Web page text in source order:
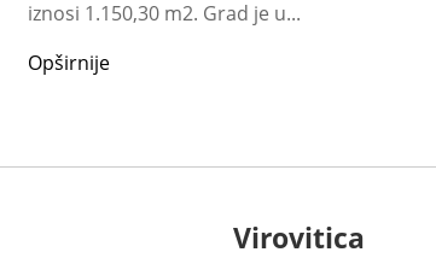
iznosi 1.150,30 m2. Grad je u...
Opširnije
Virovitica